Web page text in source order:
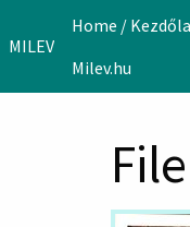
MILEV
Home /
Milev.hu